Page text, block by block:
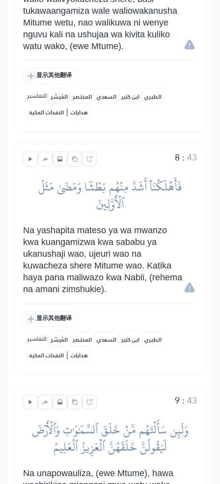
tukawaangamiza wale waliowakanusha
Mitume wetu, nao walikuwa ni wenye
nguvu kali na ushujaa wa kivita kuliko
watu wako, (ewe Mtume).
显示其他翻译
التفاسير: المُيسَّر المختصر السعدي ابن كثير الطبري
النفحات المكية | هدايات
8 :43
فَأَهۡلَكۡنَآ أَشَدَّ مِنۡهُم بَطۡشٗا وَمَضَىٰ مَثَلُ
ٱلۡأَوَّلِينَ
Na yashapita mateso ya wa mwanzo
kwa kuangamizwa kwa sababu ya
ukanushaji wao, ujeuri wao na
kuwacheza shere Mitume wao. Katika
haya pana maliwazo kwa Nabii, (rehema
na amani zimshukie).
显示其他翻译
التفاسير: المُيسَّر المختصر السعدي ابن كثير الطبري
النفحات المكية | هدايات
9:43
وَلَئِن سَأَلۡتَهُم مَّنۡ خَلَقَ ٱلسَّمَٰوَٰتِ وَٱلۡأَرۡضَ
لَيَقُولُنَّ خَلَقَهُنَّ ٱلۡعَزِيزُ ٱلۡعَلِيمُ
Na unapowauliza, (ewe Mtume), hawa